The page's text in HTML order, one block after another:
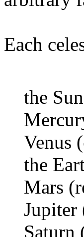
Each
the
Venus
the
Mars
Jupiter
Saturn